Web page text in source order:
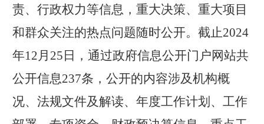
责、行政权力等信息，重大决策、重大项目
和群众关注的热点问题随时公开。截止2024
年12月 25 日，通过政府信息公开门户网站共
公开信息237条，公开的内容涉及机构概
况、法规文件及解读、年度工作计划、工作